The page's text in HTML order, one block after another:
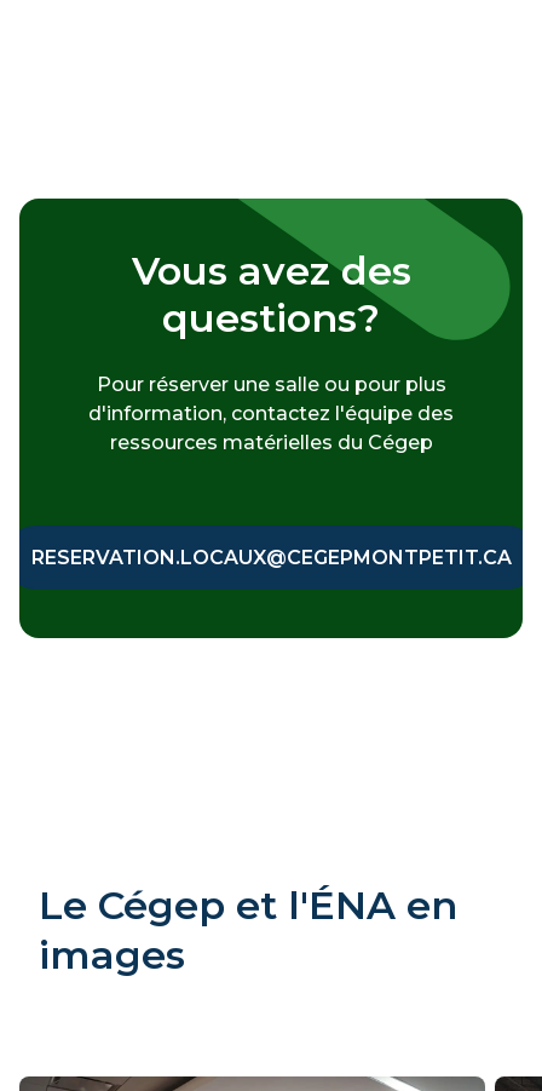
Vous avez des
questions?
Pour réserver une salle ou pour plus
d'information, contactez l'équipe des
ressources matérielles du Cégep
RESERVATION.LOCAUX@CEGEPMONTPETIT.CA
Le Cégep et l'ÉNA en
images